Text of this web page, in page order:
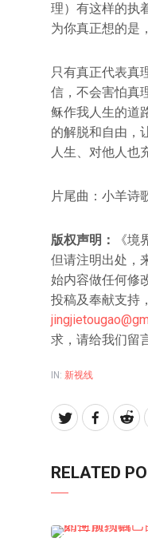
理）有这样的执
为你真正想的是
只有真正代表真
信，不会害怕真
稣作我人生的道
的解脱和自由，
人生、对他人也
片尾曲：小羊诗
版权声明：
《
但请注明出处，
始内容做任何修
投稿及奉献支持
求，请给我们留
IN: 新视线
RELATED